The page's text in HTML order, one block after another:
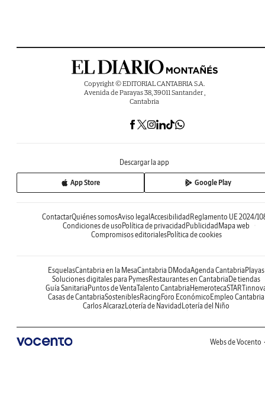
Copyright © EDITORIAL CANTABRIA S.A.
Avenida de Parayas 38, 39011 Santander ,
Cantabria
Descargar la app
App Store Google Play
ContactarQuiénes somosAviso legalAccesibilidadReglamento UE 2024/
Condiciones de usoPolítica de privacidadPublicidadMapa web
Compromisos editorialesPolítica de cookies
EsquelasCantabria en la MesaCantabria DModaAgenda CantabriaPlayas
Soluciones digitales para PymesRestaurantes en CantabriaDe tiendas
Guía SanitariaPuntos de VentaTalento CantabriaHemeroteca
Casas de CantabriaSosteniblesRacingForo EconómicoEmpleo Cantabria
Carlos AlcarazLotería de NavidadLotería del Niño
Webs de Vocento